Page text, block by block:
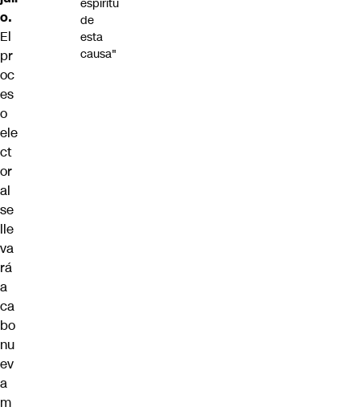
o.
El
pr
oc
es
o
ele
ct
or
al
se
lle
va
rá
a
ca
bo
nu
ev
a
m
espíritu
de
esta
causa"